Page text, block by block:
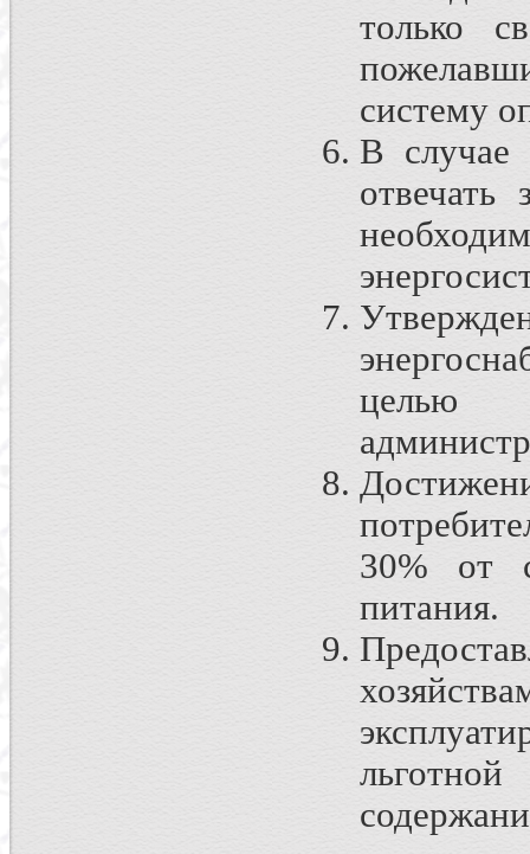
только
систему
В случае
целью
30% от
питания.